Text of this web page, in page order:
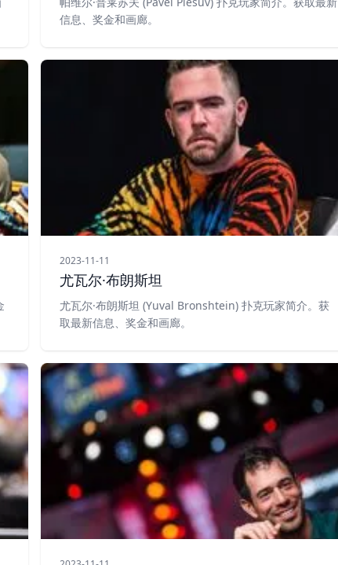
信息、奖金和画廊。
2023-11-11
尤瓦尔·布朗斯坦
尤瓦尔·布朗斯坦 (Yuval Bronshtein) 扑克玩家简介。获
取最新信息、奖金和画廊。